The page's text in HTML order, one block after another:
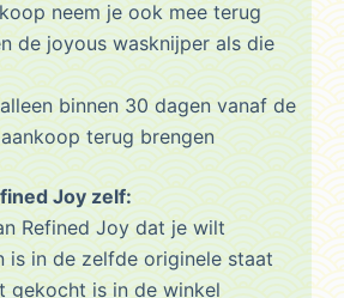
neem je ook mee terug
de joyous wasknijper als die
binnen 30 dagen vanaf de
terug brengen
Joy zelf:
Refined Joy dat je wilt
is in de zelfde originele staat
gekocht is in de winkel